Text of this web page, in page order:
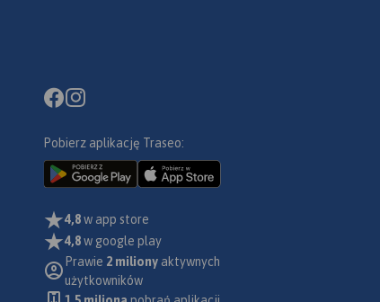
Pobierz aplikację Traseo:
4,8w app store
4,8w google play
Prawie 2 miliony aktywnych
użytkowników